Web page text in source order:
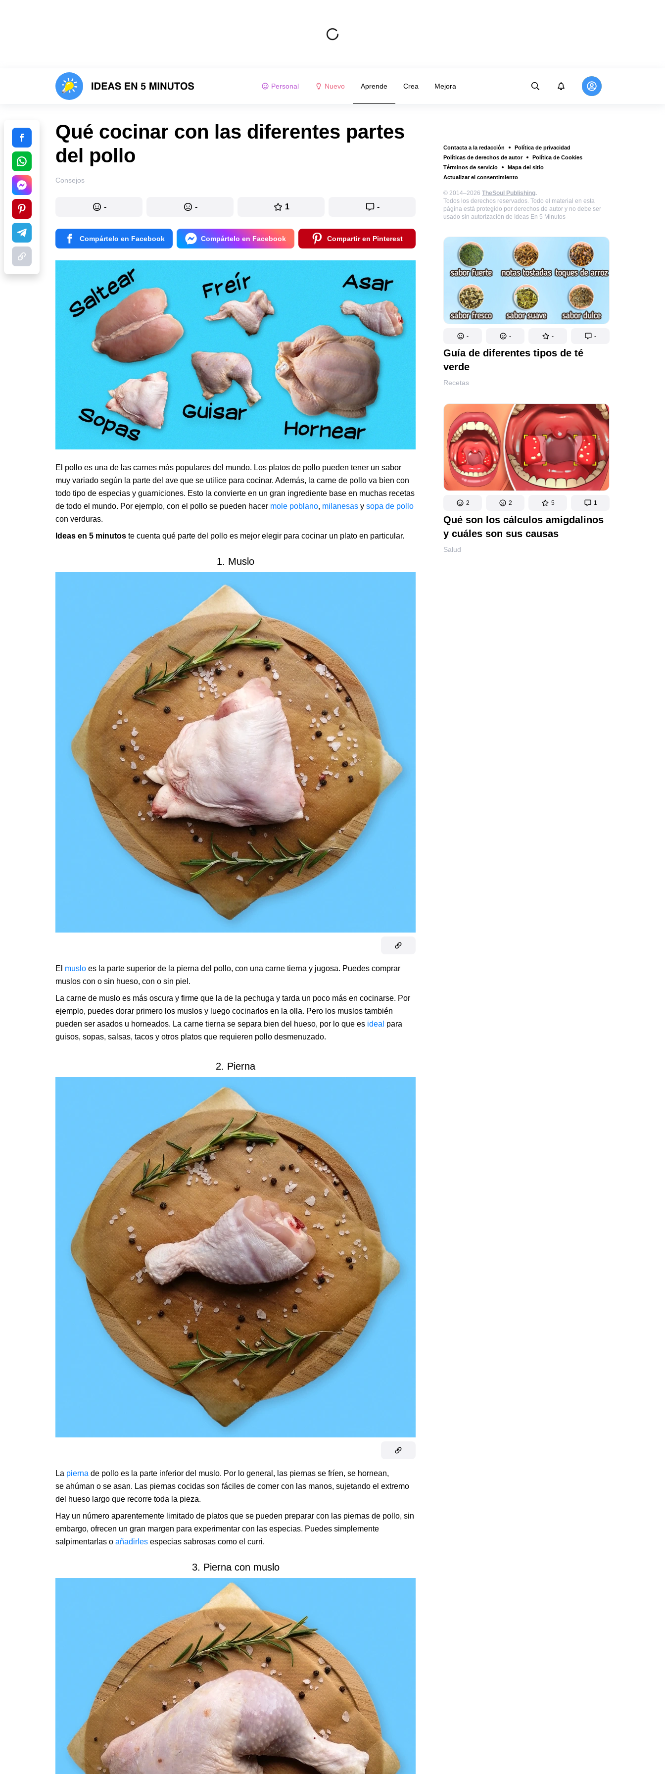
Personal Nuevo Aprende Crea Mejora
Contacta a la redacción
Política de privacidad
Políticas de derechos de autor
Política de Cookies
Términos de servicio
Mapa del sitio
Actualizar el consentimiento
© 2014–2026 TheSoul Publishing.
Todos los derechos reservados. Todo el material en esta
página está protegido por derechos de autor y no debe ser
usado sin autorización de Ideas En 5 Minutos
- - - -
Guía de diferentes tipos de té
verde
Recetas
2 2 5 1
Qué son los cálculos amigdalinos
y cuáles son sus causas
Salud
Qué cocinar con las diferentes partes
del pollo
Consejos
- - 1 -
Compártelo en Facebook Compártelo en Facebook Compartir en Pinterest
El pollo es una de las carnes más populares del mundo. Los platos de pollo pueden tener un sabor
muy variado según la parte del ave que se utilice para cocinar. Además, la carne de pollo va bien con
todo tipo de especias y guarniciones. Esto la convierte en un gran ingrediente base en muchas recetas
de todo el mundo. Por ejemplo, con el pollo se pueden hacer mole poblano, milanesas y sopa de pollo
con verduras.
Ideas en 5 minutos te cuenta qué parte del pollo es mejor elegir para cocinar un plato en particular.
1. Muslo
El muslo es la parte superior de la pierna del pollo, con una carne tierna y jugosa. Puedes comprar
muslos con o sin hueso, con o sin piel.
La carne de muslo es más oscura y firme que la de la pechuga y tarda un poco más en cocinarse. Por
ejemplo, puedes dorar primero los muslos y luego cocinarlos en la olla. Pero los muslos también
pueden ser asados u horneados. La carne tierna se separa bien del hueso, por lo que es ideal para
guisos, sopas, salsas, tacos y otros platos que requieren pollo desmenuzado.
2. Pierna
La pierna de pollo es la parte inferior del muslo. Por lo general, las piernas se fríen, se hornean,
se ahúman o se asan. Las piernas cocidas son fáciles de comer con las manos, sujetando el extremo
del hueso largo que recorre toda la pieza.
Hay un número aparentemente limitado de platos que se pueden preparar con las piernas de pollo, sin
embargo, ofrecen un gran margen para experimentar con las especias. Puedes simplemente
salpimentarlas o añadirles especias sabrosas como el curri.
3. Pierna con muslo